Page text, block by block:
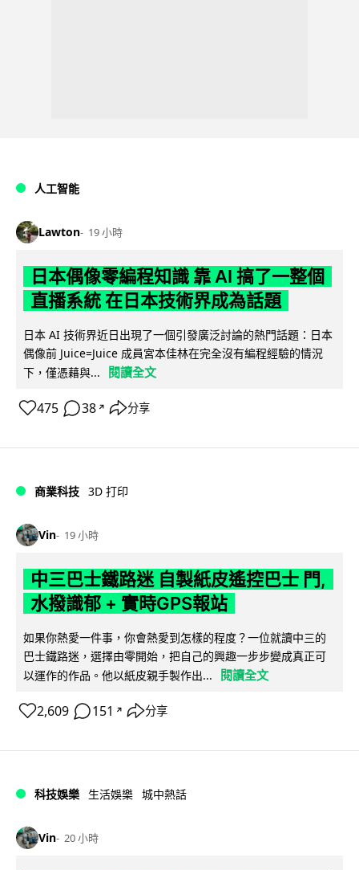
人工智能
Lawton 19 小時
日本偶像零編程知識 靠 AI 搞了一整個
直播系統 在日本技術界成為話題
日本 AI 技術界近日出現了一個引發廣泛討論的熱門話題：日本
偶像前 Juice=Juice 成員宮本佳林在完全沒有編程經驗的情況
下，僅憑藉與...
閱讀全文
475 38 ↗ 分享
商業科技 3D 打印
Vin 19 小時
中三巴士鐵路迷 自製紙皮遙控巴士 門,
水撥識郁 + 實時GPS報站
如果你熱愛一件事，你會熱愛到怎樣的程度？一位就讀中三的
巴士鐵路迷，選擇由零開始，把自己的興趣一步步變成真正可
以運作的作品。他以紙皮親手製作出...
閱讀全文
2,609 151 ↗ 分享
科技娛樂 生活娛樂 城中熱話
Vin 20 小時